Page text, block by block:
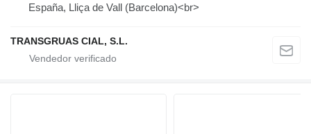
España, Lliça de Vall (Barcelona)<br>
TRANSGRUAS CIAL, S.L.